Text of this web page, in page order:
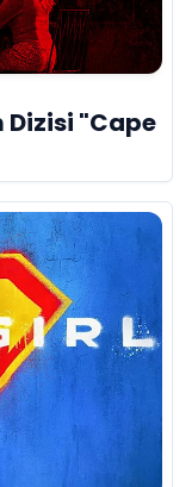
Dizisi "Cape